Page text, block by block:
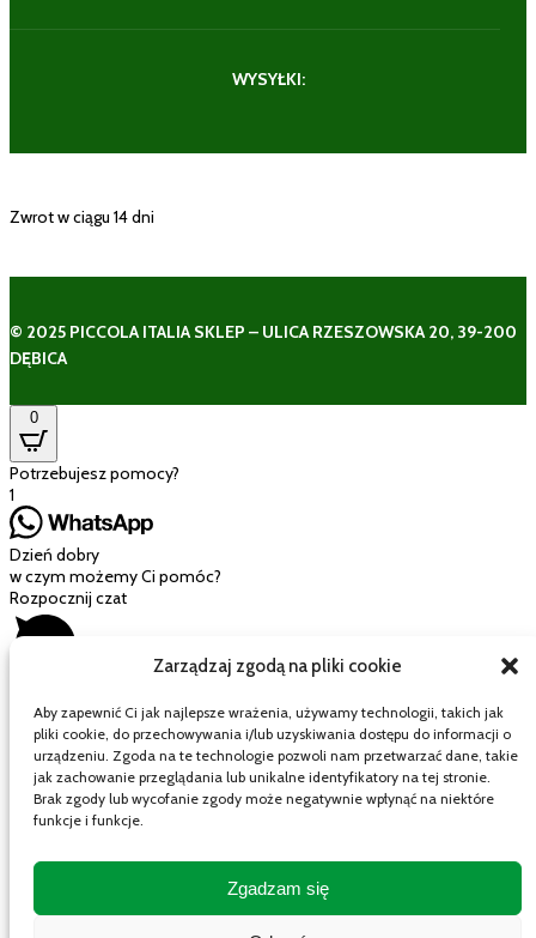
Zarządzaj zgodą na pliki cookie
Aby zapewnić Ci jak najlepsze wrażenia, używamy technologii, takich jak
pliki cookie, do przechowywania i/lub uzyskiwania dostępu do informacji o
urządzeniu. Zgoda na te technologie pozwoli nam przetwarzać dane, takie
jak zachowanie przeglądania lub unikalne identyfikatory na tej stronie.
Brak zgody lub wycofanie zgody może negatywnie wpłynąć na niektóre
funkcje i funkcje.
Zgadzam się
WYSYŁKI:
Zwrot w ciągu 14 dni
© 2025 PICCOLA ITALIA SKLEP – ULICA RZESZOWSKA 20, 39-200
DĘBICA
0
Potrzebujesz pomocy?
1
Dzień dobry
w czym możemy Ci pomóc?
Rozpocznij czat
Mój wózek
Twój koszyk jest pusty.
Wygląda na to, że jeszcze nic nie wybrałeś